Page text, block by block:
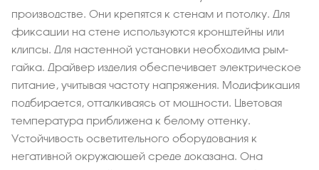
производстве. Они крепятся к стенам и потолку. Для
фиксации на стене используются кронштейны или
клипсы. Для настенной установки необходима рым-
гайка. Драйвер изделия обеспечивает электрическое
питание, учитывая частоту напряжения. Модификация
подбирается, отталкиваясь от мощности. Цветовая
температура приближена к белому оттенку.
Устойчивость осветительного оборудования к
негативной окружающей среде доказана. Она